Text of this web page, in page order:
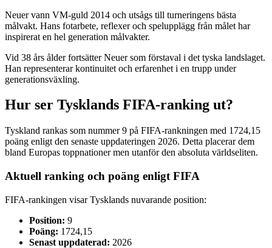
Neuer vann VM-guld 2014 och utsågs till turneringens bästa
målvakt. Hans fotarbete, reflexer och spelupplägg från målet har
inspirerat en hel generation målvakter.
Vid 38 års ålder fortsätter Neuer som förstaval i det tyska landslaget.
Han representerar kontinuitet och erfarenhet i en trupp under
generationsväxling.
Hur ser Tysklands FIFA-ranking ut?
Tyskland rankas som nummer 9 på FIFA-rankningen med 1724,15
poäng enligt den senaste uppdateringen 2026. Detta placerar dem
bland Europas toppnationer men utanför den absoluta världseliten.
Aktuell ranking och poäng enligt FIFA
FIFA-rankingen visar Tysklands nuvarande position:
Position: 9
Poäng: 1724,15
Senast uppdaterad: 2026